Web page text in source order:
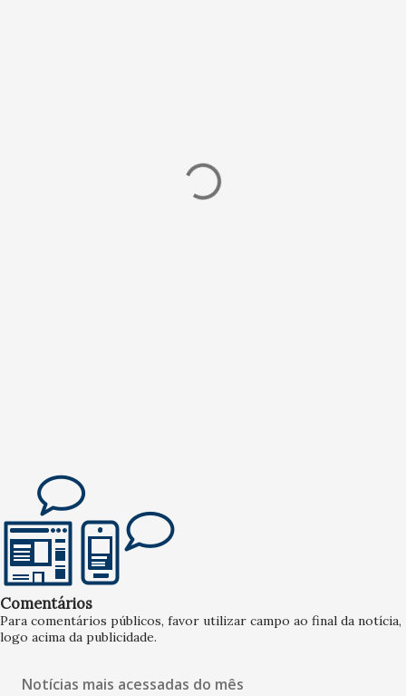
Comentários
Para comentários públicos, favor utilizar campo ao final da notícia,
logo acima da publicidade.
Notícias mais acessadas do mês